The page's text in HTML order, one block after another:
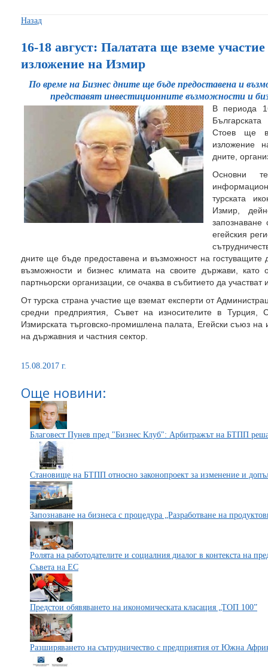
Назад
16-18 август: Палатата ще вземе
изложение на Измир
По време на Бизнес дните ще бъде предоставена и
представят инвестиционните възможности и
В периода
Стоев ще
изложение
дните,
Основни
турската
Измир,
егейския
дните ще бъде предоставена и възможност на гостуващите
възможности и бизнес климата на своите държави, като
партньорски организации, се очаква в събитието да
От турска страна участие ще вземат експерти от
средни предприятия, Съвет на износителите в Турция,
Измирската търговско-промишлена палата, Егейски съюз на
на държавния и частния сектор.
15.08.2017 г.
Още новини:
Благовест Пунев пред "Бизнес Клуб": Арбитражът на БТПП
Становище на БТПП относно законопроект за изменение и
Запознаване на бизнеса с процедура „Разработване на
Ролята на работодателите и социалния диалог в контекста на
Съвета на ЕС
Предстои обявяването на икономическата класация „ТОП 100”
Разширяването на сътрудничество с предприятия от Южна